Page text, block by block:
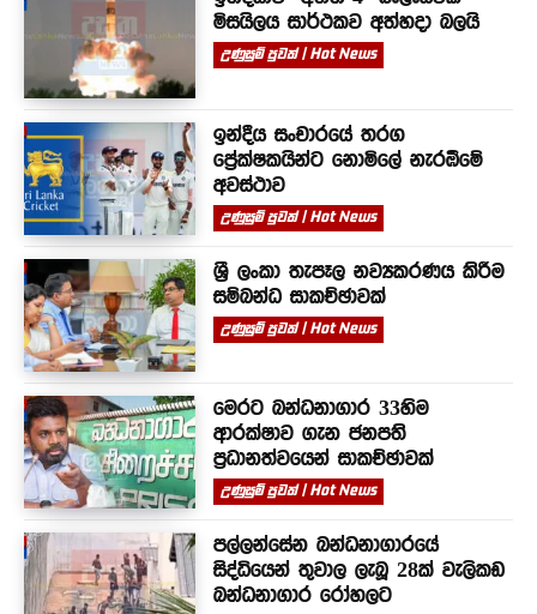
මිසයිලය සාර්ථකව අත්හදා බලයි
උණුසුම් පුවත් | Hot News
ඉන්දීය සංචාරයේ තරග
ප්‍රේක්ෂකයින්ට නොමිලේ නැරඹීමේ
අවස්ථාව
උණුසුම් පුවත් | Hot News
ශ්‍රී ලංකා තැපෑල නව්‍යකරණය කිරීම
සම්බන්ධ සාකච්ඡාවක්
උණුසුම් පුවත් | Hot News
මෙරට බන්ධනාගාර 33හිම
ආරක්ෂාව ගැන ජනපති
ප්‍රධානත්වයෙන් සාකච්ඡාවක්
උණුසුම් පුවත් | Hot News
පල්ලන්සේන බන්ධනාගාරයේ
සිද්ධියෙන් තුවාල ලැබූ 28ක් වැලිකඩ
බන්ධනාගාර රෝහලට